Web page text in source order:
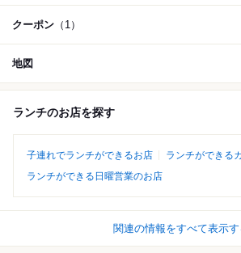
クーポン （1）
地図
ランチのお店を探す
子連れでランチができるお店
ランチができる
ランチができる日曜営業のお店
関連の情報をすべて表示す